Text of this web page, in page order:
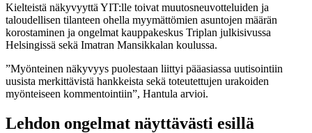
Kielteistä näkyvyyttä YIT:lle toivat muutosneuvotteluiden ja
taloudellisen tilanteen ohella myymättömien asuntojen määrän
korostaminen ja ongelmat kauppakeskus Triplan julkisivussa
Helsingissä sekä Imatran Mansikkalan koulussa.
”Myönteinen näkyvyys puolestaan liittyi pääasiassa uutisointiin
uusista merkittävistä hankkeista sekä toteutettujen urakoiden
myönteiseen kommentointiin”, Hantula arvioi.
Lehdon ongelmat näyttävästi esillä